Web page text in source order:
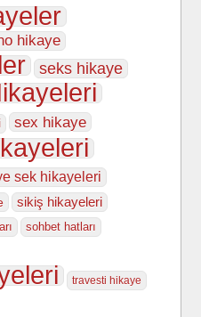
hikaye
seks hikaye
sex hikaye
sek hikayeleri
sikiş hikayeleri
sohbet hatları
travesti hikaye